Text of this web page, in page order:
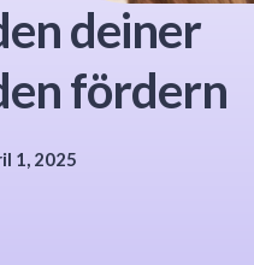
deiner
fördern
1, 2025